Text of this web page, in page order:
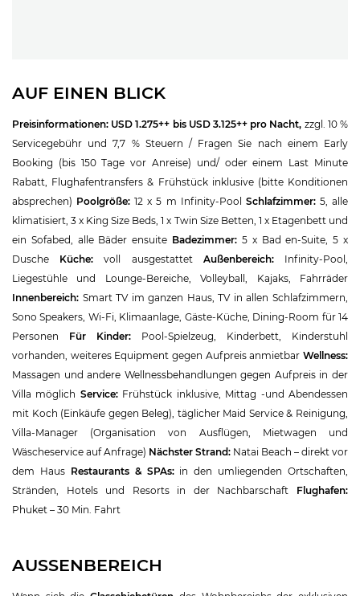
AUF EINEN BLICK
Preisinformationen: USD 1.275++ bis USD 3.125++ pro Nacht, zzgl. 10 %
Servicegebühr und 7,7 % Steuern / Fragen Sie nach einem Early
Booking (bis 150 Tage vor Anreise) und/ oder einem Last Minute
Rabatt, Flughafentransfers & Frühstück inklusive (bitte Konditionen
absprechen) Poolgröße:12 x 5 m Infinity-Pool Schlafzimmer:5, alle
klimatisiert, 3 x King Size Beds, 1 x Twin Size Betten, 1 x Etagenbett und
ein Sofabed, alle Bäder ensuite Badezimmer: 5 x Bad en-Suite, 5 x
Dusche Küche:voll ausgestattet Außenbereich: Infinity-Pool,
Liegestühle und Lounge-Bereiche, Volleyball, Kajaks, Fahrräder
Innenbereich: Smart TV im ganzen Haus, TV in allen Schlafzimmern,
Sono Speakers, Wi-Fi, Klimaanlage, Gäste-Küche, Dining-Room für 14
Personen Für Kinder: Pool-Spielzeug, Kinderbett, Kinderstuhl
vorhanden, weiteres Equipment gegen Aufpreis anmietbar Wellness:
Massagen und andere Wellnessbehandlungen gegen Aufpreis in der
Villa möglich Service: Frühstück inklusive, Mittag -und Abendessen
mit Koch (Einkäufe gegen Beleg), täglicher Maid Service & Reinigung,
Villa-Manager (Organisation von Ausflügen, Mietwagen und
Wäscheservice auf Anfrage) Nächster Strand: Natai Beach – direkt vor
dem Haus Restaurants & SPAs: in den umliegenden Ortschaften,
Stränden, Hotels und Resorts in der Nachbarschaft Flughafen:
Phuket – 30 Min. Fahrt
AUSSENBEREICH